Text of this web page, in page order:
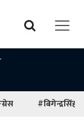
#बिगेन्द्रसिंह